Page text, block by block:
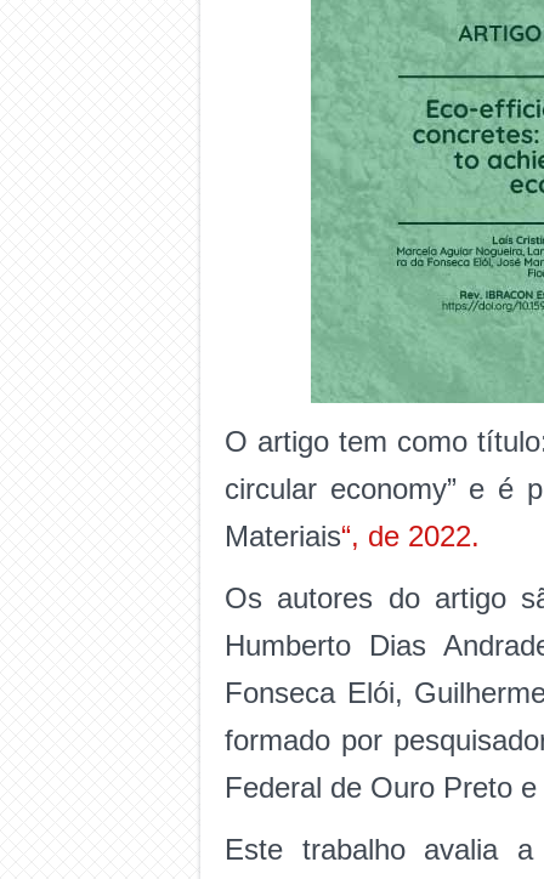
O artigo tem como
circular economy” e é
Materiais“, de 2022.
Os autores do artigo
Humberto Dias
Fonseca Elói,
formado por
Federal de Ouro Preto
Este trabalho avalia